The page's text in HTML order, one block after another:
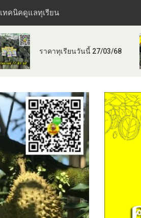
เทคนิคดูแลทุเรียน
ราคาทุเรียนวันนี้ 27/03/68